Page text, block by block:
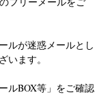
ルが迷惑メールとし
います。
ルBOX等」をご確認